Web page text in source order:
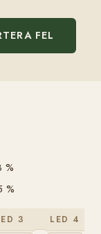
FEL
%
%
3 LED 4